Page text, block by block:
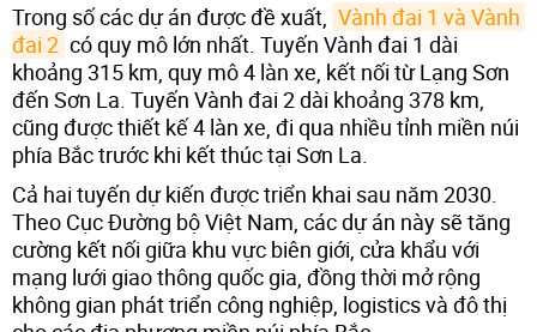
Trong số các dự án được đề xuất, Vành đai 1 và Vành
đai 2 có quy mô lớn nhất. Tuyến Vành đai 1 dài
khoảng 315 km, quy mô 4 làn xe, kết nối từ Lạng Sơn
đến Sơn La. Tuyến Vành đai 2 dài khoảng 378 km,
cũng được thiết kế 4 làn xe, đi qua nhiều tỉnh miền núi
phía Bắc trước khi kết thúc tại Sơn La.
Cả hai tuyến dự kiến được triển khai sau năm 2030.
Theo Cục Đường bộ Việt Nam, các dự án này sẽ tăng
cường kết nối giữa khu vực biên giới, cửa khẩu với
mạng lưới giao thông quốc gia, đồng thời mở rộng
không gian phát triển công nghiệp, logistics và đô thị